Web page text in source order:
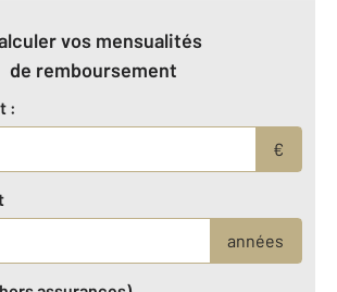
vos mensualités
de remboursement
:
€
années